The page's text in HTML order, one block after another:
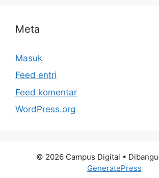
Meta
Masuk
Feed entri
Feed komentar
WordPress.org
© 2026 Campus Digital •
GeneratePress